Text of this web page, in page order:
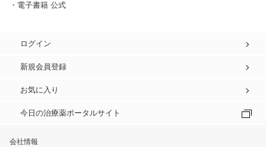
・電子書籍 公式
ログイン
新規会員登録
お気に入り
今日の治療薬ポータルサイト
会社情報